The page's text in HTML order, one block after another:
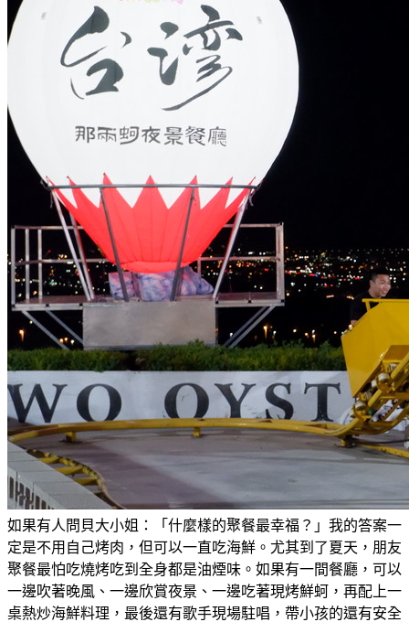
如果有人問貝大小姐：「什麼樣的聚餐最幸福？」我的答案一
定是不用自己烤肉，但可以一直吃海鮮。尤其到了夏天，朋友
聚餐最怕吃燒烤吃到全身都是油煙味。如果有一間餐廳，可以
一邊吹著晚風、一邊欣賞夜景、一邊吃著現烤鮮蚵，再配上一
桌熱炒海鮮料理，最後還有歌手現場駐唱，帶小孩的還有安全